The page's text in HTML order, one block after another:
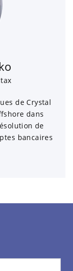
de Crystal
dans
de
bancaires